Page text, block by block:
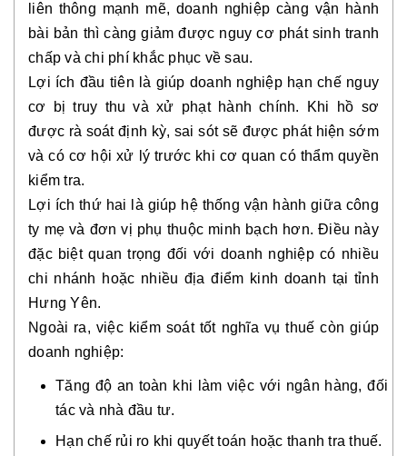
liên thông mạnh mẽ, doanh nghiệp càng vận hành
bài bản thì càng giảm được nguy cơ phát sinh tranh
chấp và chi phí khắc phục về sau.
Lợi ích đầu tiên là giúp doanh nghiệp hạn chế nguy
cơ bị truy thu và xử phạt hành chính. Khi hồ sơ
được rà soát định kỳ, sai sót sẽ được phát hiện sớm
và có cơ hội xử lý trước khi cơ quan có thẩm quyền
kiểm tra.
Lợi ích thứ hai là giúp hệ thống vận hành giữa công
ty mẹ và đơn vị phụ thuộc minh bạch hơn. Điều này
đặc biệt quan trọng đối với doanh nghiệp có nhiều
chi nhánh hoặc nhiều địa điểm kinh doanh tại tỉnh
Hưng Yên.
Ngoài ra, việc kiểm soát tốt nghĩa vụ thuế còn giúp
doanh nghiệp:
Tăng độ an toàn khi làm việc với ngân hàng, đối
tác và nhà đầu tư.
Hạn chế rủi ro khi quyết toán hoặc thanh tra thuế.